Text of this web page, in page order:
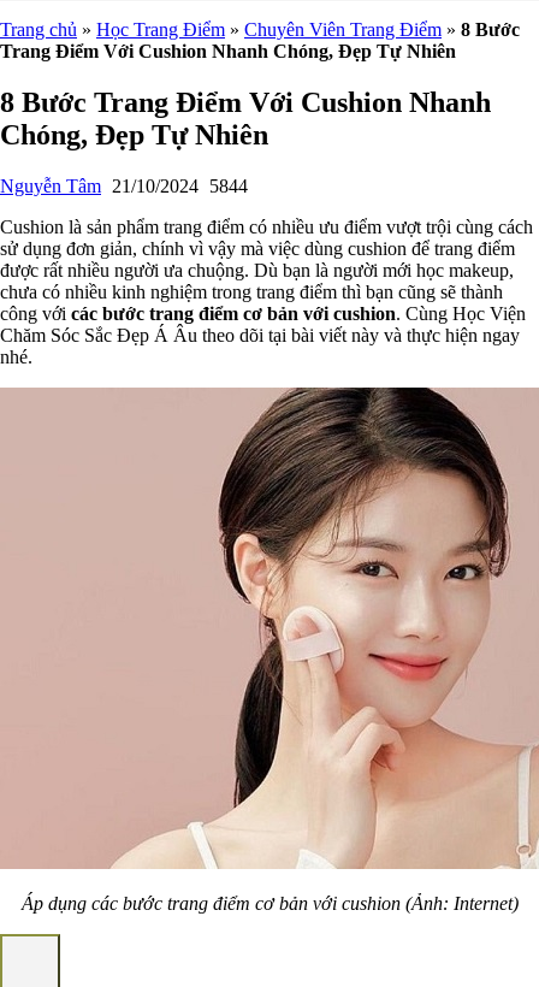
Trang chủ » Học Trang Điểm » Chuyên Viên Trang Điểm » 8 Bước
Trang Điểm Với Cushion Nhanh Chóng, Đẹp Tự Nhiên
8 Bước Trang Điểm Với Cushion Nhanh
Chóng, Đẹp Tự Nhiên
Nguyễn Tâm 21/10/2024 5844
Cushion là sản phẩm trang điểm có nhiều ưu điểm vượt trội cùng cách
sử dụng đơn giản, chính vì vậy mà việc dùng cushion để trang điểm
được rất nhiều người ưa chuộng. Dù bạn là người mới học makeup,
chưa có nhiều kinh nghiệm trong trang điểm thì bạn cũng sẽ thành
công với các bước trang điểm cơ bản với cushion. Cùng Học Viện
Chăm Sóc Sắc Đẹp Á Âu theo dõi tại bài viết này và thực hiện ngay
nhé.
Áp dụng các bước trang điểm cơ bản với cushion (Ảnh: Internet)